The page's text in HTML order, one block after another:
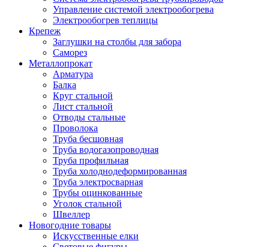
Управление системой электрообогрева
Электрообогрев теплицы
Крепеж
Заглушки на столбы для забора
Саморез
Металлопрокат
Арматура
Балка
Круг стальной
Лист стальной
Отводы стальные
Проволока
Труба бесшовная
Труба водогазопроводная
Труба профильная
Труба холоднодеформированная
Труба электросварная
Трубы оцинкованные
Уголок стальной
Швеллер
Новогодние товары
Искусственные елки